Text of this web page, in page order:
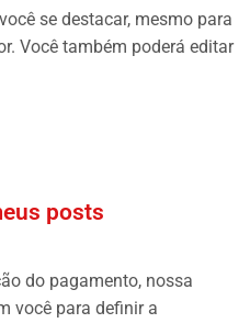
se destacar, mesmo para
Você também poderá editar
posts
do pagamento, nossa
você para definir a